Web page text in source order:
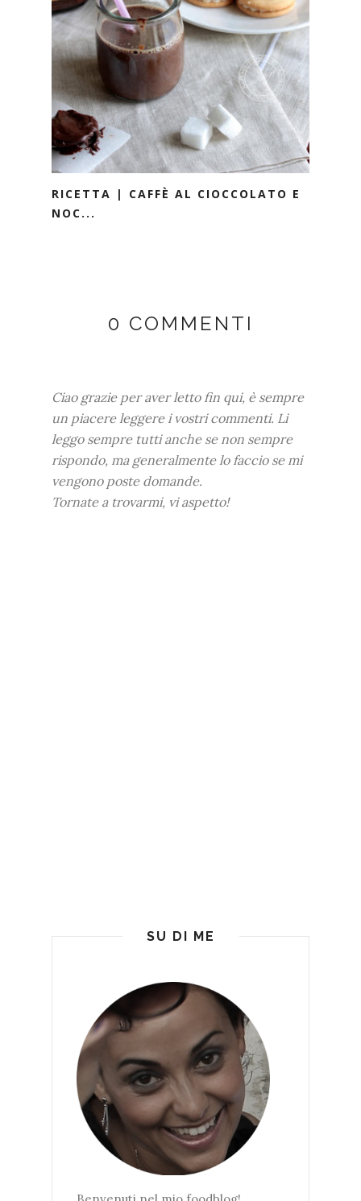
RICETTA | CAFFÈ AL CIOCCOLATO E
NOC...
0 COMMENTI
Ciao grazie per aver letto fin qui, è sempre
un piacere leggere i vostri commenti. Li
leggo sempre tutti anche se non sempre
rispondo, ma generalmente lo faccio se mi
vengono poste domande.
Tornate a trovarmi, vi aspetto!
SU DI ME